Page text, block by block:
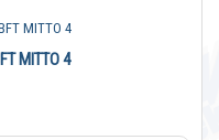
MITTO 4